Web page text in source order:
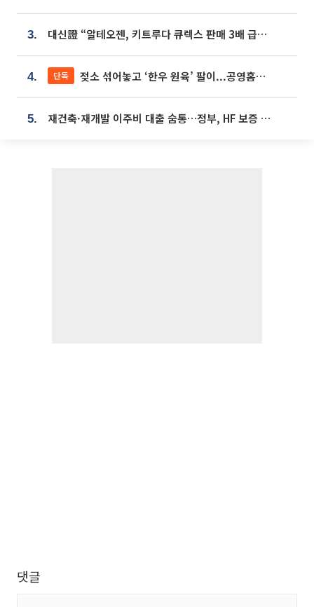
3. 대신證 “알테오젠, 키트루다 큐렉스 판매 3배 급증…목표가 41만원 상향”
4. 단독 젖소 섞어놓고 ‘한우 원육’ 팔이...공영홈쇼핑 표기·검증 구멍
5. 재건축·재개발 이주비 대출 숨통…정부, HF 보증 신설 추진
댓글